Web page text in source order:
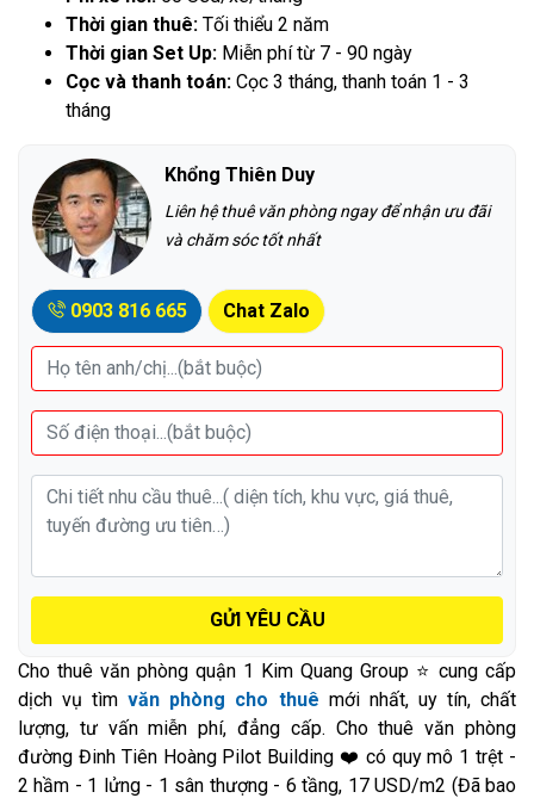
Thời gian thuê: Tối thiểu 2 năm
Thời gian Set Up: Miễn phí từ 7 - 90 ngày
Cọc và thanh toán: Cọc 3 tháng, thanh toán 1 - 3
tháng
Khổng Thiên Duy
Liên hệ thuê văn phòng ngay để nhận ưu đãi
và chăm sóc tốt nhất
0903 816 665 Chat Zalo
GỬI YÊU CẦU
Cho thuê văn phòng quận 1 Kim Quang Group ⭐ cung cấp
dịch vụ tìmvăn phòng cho thuê mới nhất, uy tín, chất
lượng, tư vấn miễn phí, đẳng cấp. Cho thuê văn phòng
đường Đinh Tiên Hoàng Pilot Building ❤️ có quy mô 1 trệt -
2 hầm - 1 lửng - 1 sân thượng - 6 tầng, 17 USD/m2 (Đã bao